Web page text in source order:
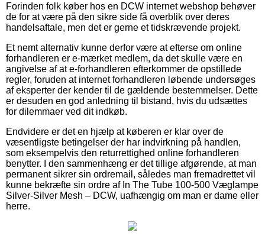
Forinden folk køber hos en DCW internet webshop behøver
de for at være på den sikre side få overblik over deres
handelsaftale, men det er gerne et tidskrævende projekt.
Et nemt alternativ kunne derfor være at efterse om online
forhandleren er e-mærket medlem, da det skulle være en
angivelse af at e-forhandleren efterkommer de opstillede
regler, foruden at internet forhandleren løbende undersøges
af eksperter der kender til de gældende bestemmelser. Dette
er desuden en god anledning til bistand, hvis du udsættes
for dilemmaer ved dit indkøb.
Endvidere er det en hjælp at køberen er klar over de
væsentligste betingelser der har indvirkning på handlen,
som eksempelvis den returrettighed online forhandleren
benytter. I den sammenhæng er det tillige afgørende, at man
permanent sikrer sin ordremail, således man fremadrettet vil
kunne bekræfte sin ordre af In The Tube 100-500 Væglampe
Silver-Silver Mesh – DCW, uafhængig om man er dame eller
herre.